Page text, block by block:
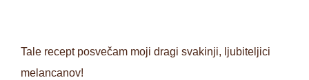
Tale recept posvečam moji dragi svakinji, ljubiteljici
melancanov!